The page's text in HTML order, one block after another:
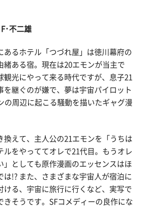
･不二雄
あるホテル「つづれ屋」は徳川幕府の
緒ある宿。現在は20エモンが当主で
観光にやって来る時代ですが、息子21
を継ぐのが嫌で、夢は宇宙パイロット
の周辺に起こる騒動を描いたギャグ漫
換えて、主人公の21エモンを「うちは
ルをやっててオレで21代目。もうオレ
」としても原作漫画のエッセンスはほ
は!? また、さまざまな宇宙人が宿泊に
ける、宇宙に旅行に行くなど、実写で
きそうです。SFコメディーの良作にな